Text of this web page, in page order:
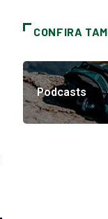
CONFIRA
Podcasts